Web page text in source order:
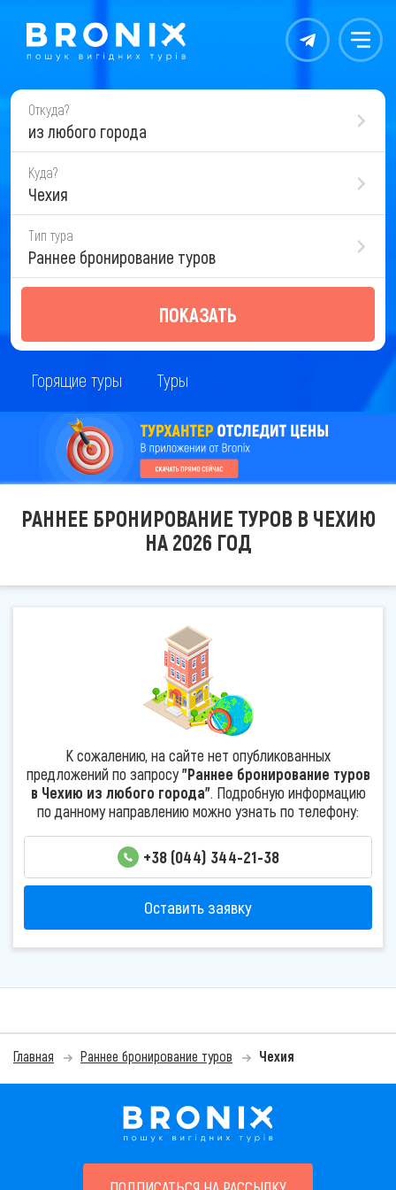
Контакты Меню
Откуда?
из любого города
Куда?
Чехия
Тип тура
Раннее бронирование туров
ПОКАЗАТЬ
Горящие туры Туры
РАННЕЕ БРОНИРОВАНИЕ ТУРОВ В ЧЕХИЮ
НА 2026 ГОД
К сожалению, на сайте нет опубликованных
предложений по запросу"Раннее бронирование туров
в Чехию из любого города". Подробную информацию
по данному направлению можно узнать по телефону:
+38 (044) 344-21-38
Оставить заявку
Главная Раннее бронирование туров Чехия